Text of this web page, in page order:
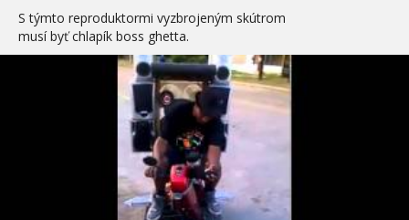
S týmto reproduktormi vyzbrojeným skútrom
musí byť chlapík boss ghetta.